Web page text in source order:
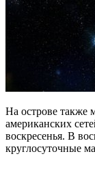
На острове также
американских
воскресенья. В
круглосуточные